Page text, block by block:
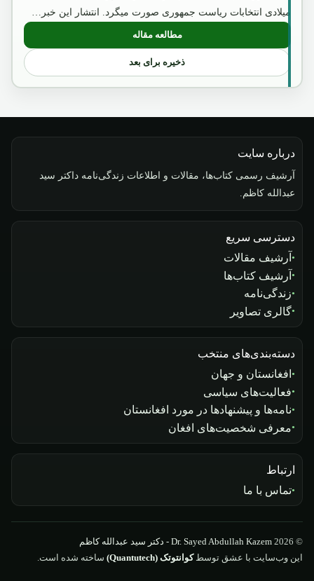
میلادی انتخابات ریاست جمهوری صورت میگرد. انتشار این خبر…
مطالعه مقاله: قصه انسحاب قوا و اعتراف روءسا
ذخیره برای بعد
درباره سایت
آرشیف رسمی کتاب‌ها، مقالات و اطلاعات زندگی‌نامه داکتر سید
عبدالله کاظم.
دسترسی سریع
آرشیف مقالات
آرشیف کتاب‌ها
زندگی‌نامه
گالری تصاویر
دسته‌بندی‌های منتخب
افغانستان و جهان
فعالیت‌های سیاسی
نامه‌ها و پیشنهادها در مورد افغانستان
معرفی شخصیت‌های افغان
ارتباط
تماس با ما
© 2026
Dr. Sayed Abdullah Kazem - دکتر سید عبدالله کاظم
این وب‌سایت با عشق توسطکوانتوتک (Quantutech) ساخته شده است.